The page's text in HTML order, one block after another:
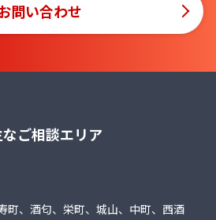
問い合わせ
ご相談エリア
町、酒匂、栄町、城山、中町、西酒